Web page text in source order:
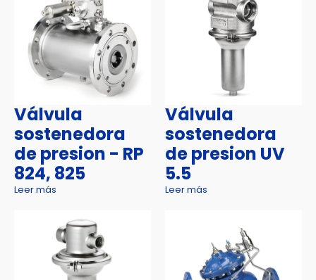
Válvula
sostenedora
de presion - RP
824, 825
Leer más
Válvula
sostenedora
de presion UV
5.5
Leer más